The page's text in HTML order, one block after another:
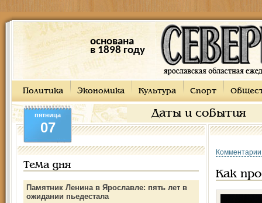
основана
в 1898 году
Политика Экономика Культура Спорт
Даты и события
пятница
07
Тема дня
Памятник Ленина в Ярославле: пять лет в
ожидании пьедестала
Как